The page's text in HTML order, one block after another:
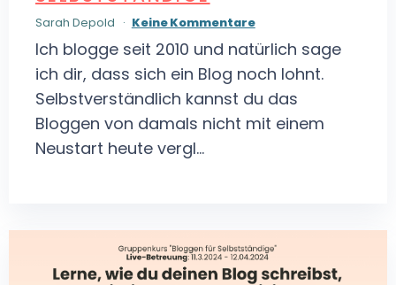
Sarah Depold Keine Kommentare
Ich blogge seit 2010 und natürlich sage
ich dir, dass sich ein Blog noch lohnt.
Selbstverständlich kannst du das
Bloggen von damals nicht mit einem
Neustart heute vergl...